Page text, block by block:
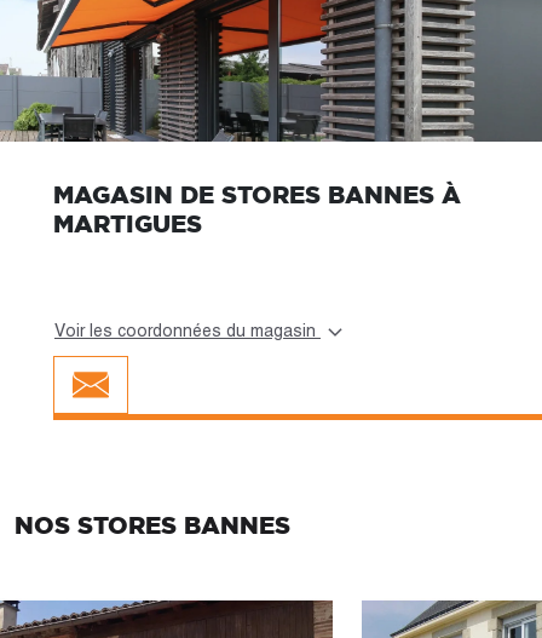
MAGASIN DE STORES BANNES À
MARTIGUES
Voir les coordonnées du magasin
NOS STORES BANNES